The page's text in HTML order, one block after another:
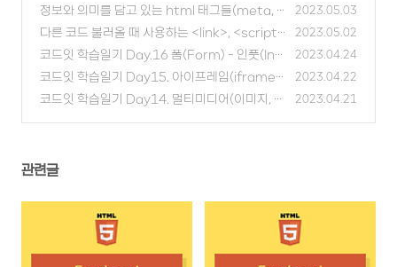
정보와 의미를 담고 있는 html 태그들(meta, li
nk, title, 시맨틱 태그) (0)
2023.05.03
다른 코드 불러올 때 사용하는 <link>, <script>
태그
(0)
2023.05.02
코드잇 학습일기 Day.16 폼(Form) - 인풋(Inp
ut), 라벨(Label), 버튼(Button) (0)
2023.04.24
코드잇 학습일기 Day15. 아이프레임(iframe)
(0)
2023.04.22
코드잇 학습일기 Day14. 멀티미디어(이미지, 비
2023.04.21
관련글